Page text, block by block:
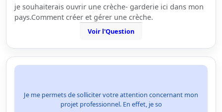
je souhaiterais ouvrir une crèche- garderie ici dans mon
pays.Comment créer et gérer une crèche.
Voir l'Question
Je me permets de solliciter votre attention concernant mon
projet professionnel. En effet, je so